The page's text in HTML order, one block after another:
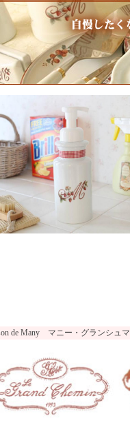
de Many マニー・グランシュ